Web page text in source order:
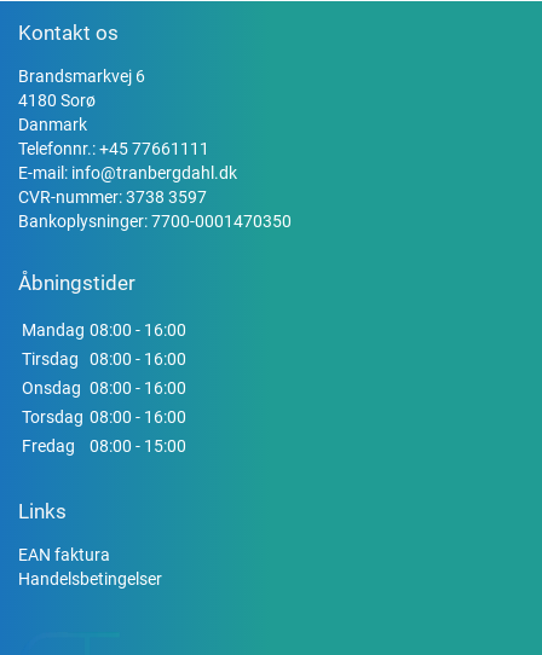
Kontakt os
Brandsmarkvej 6
4180 Sorø
Danmark
Telefonnr.:+45 77661111
E-mail: info@tranbergdahl.dk
CVR-nummer: 3738 3597
Bankoplysninger: 7700-0001470350
Åbningstider
Mandag 08:00 - 16:00
Tirsdag
08:00 - 16:00
Onsdag 08:00 - 16:00
Torsdag 08:00 - 16:00
Fredag
08:00 - 15:00
Links
EAN faktura
Handelsbetingelser